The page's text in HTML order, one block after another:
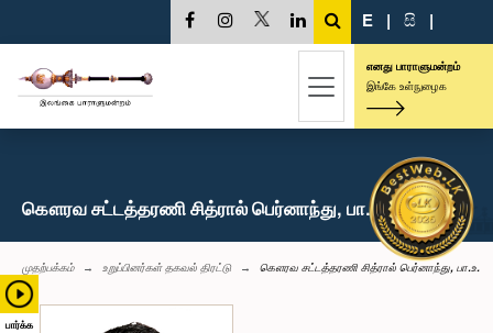
பார்க்க
E | සි |
எனது பாராளுமன்றம்
இங்கே உள்நுழைக
கௌரவ சட்டத்தரணி சித்ரால் பெர்னாந்து, பா.உ.
முதற்பக்கம் உறுப்பினர்கள் தகவல் திரட்டு கௌரவ சட்டத்தரணி சித்ரால் பெர்னாந்து, பா.உ.